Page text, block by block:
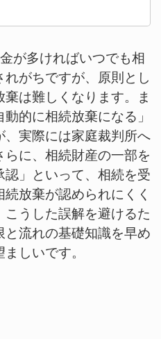
が多ければいつでも相
がちですが、原則とし
は難しくなります。ま
的に相続放棄になる」
、実際には家庭裁判所へ
に、相続財産の一部を
」といって、相続を受
放棄が認められにくく
うした誤解を避けるた
流れの基礎知識を早め
しいです。